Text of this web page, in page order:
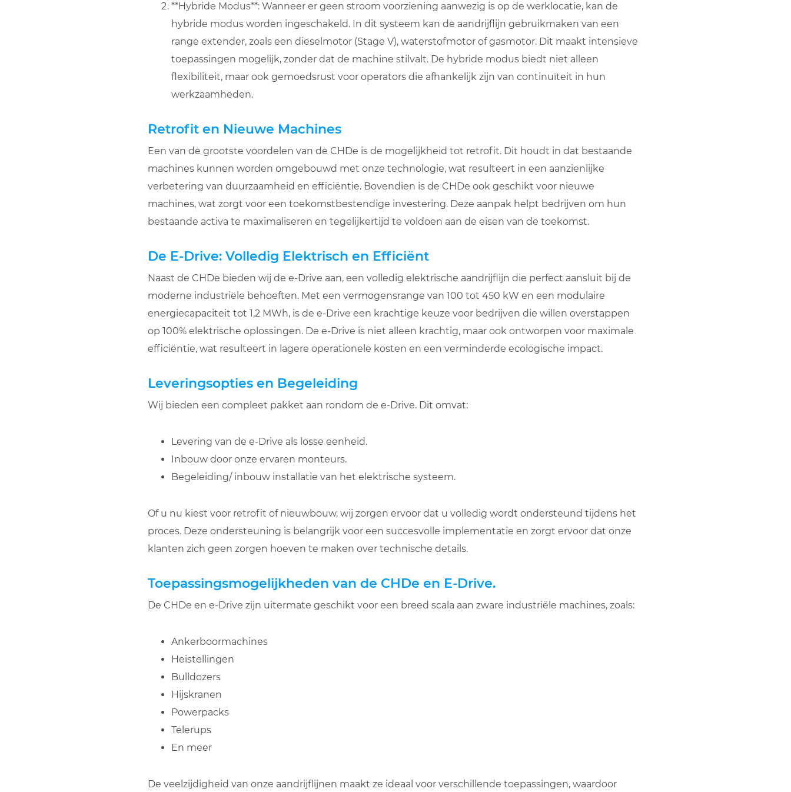
**Hybride Modus**: Wanneer er geen stroom voorziening aanwezig is op de werklocatie, kan de
hybride modus worden ingeschakeld. In dit systeem kan de aandrijflijn gebruikmaken van een
range extender, zoals een dieselmotor (Stage V), waterstofmotor of gasmotor. Dit maakt intensieve
toepassingen mogelijk, zonder dat de machine stilvalt. De hybride modus biedt niet alleen
flexibiliteit, maar ook gemoedsrust voor operators die afhankelijk zijn van continuïteit in hun
werkzaamheden.
Retrofit en Nieuwe Machines
Een van de grootste voordelen van de CHDe is de mogelijkheid tot retrofit. Dit houdt in dat bestaande
machines kunnen worden omgebouwd met onze technologie, wat resulteert in een aanzienlijke
verbetering van duurzaamheid en efficiëntie. Bovendien is de CHDe ook geschikt voor nieuwe
machines, wat zorgt voor een toekomstbestendige investering. Deze aanpak helpt bedrijven om hun
bestaande activa te maximaliseren en tegelijkertijd te voldoen aan de eisen van de toekomst.
De E-Drive: Volledig Elektrisch en Efficiënt
Naast de CHDe bieden wij de e-Drive aan, een volledig elektrische aandrijflijn die perfect aansluit bij de
moderne industriële behoeften. Met een vermogensrange van 100 tot 450 kW en een modulaire
energiecapaciteit tot 1,2 MWh, is de e-Drive een krachtige keuze voor bedrijven die willen overstappen
op 100% elektrische oplossingen. De e-Drive is niet alleen krachtig, maar ook ontworpen voor maximale
efficiëntie, wat resulteert in lagere operationele kosten en een verminderde ecologische impact.
Leveringsopties en Begeleiding
Wij bieden een compleet pakket aan rondom de e-Drive. Dit omvat:
Levering van de e-Drive als losse eenheid.
Inbouw door onze ervaren monteurs.
Begeleiding/ inbouw installatie van het elektrische systeem.
Of u nu kiest voor retrofit of nieuwbouw, wij zorgen ervoor dat u volledig wordt ondersteund tijdens het
proces. Deze ondersteuning is belangrijk voor een succesvolle implementatie en zorgt ervoor dat onze
klanten zich geen zorgen hoeven te maken over technische details.
Toepassingsmogelijkheden van de CHDe en E-Drive.
De CHDe en e-Drive zijn uitermate geschikt voor een breed scala aan zware industriële machines, zoals:
Ankerboormachines
Heistellingen
Bulldozers
Hijskranen
Powerpacks
Telerups
En meer
De veelzijdigheid van onze aandrijflijnen maakt ze ideaal voor verschillende toepassingen, waardoor